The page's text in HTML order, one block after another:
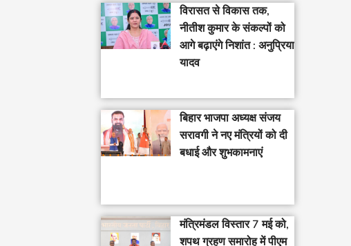
विरासत से विकास तक,
नीतीश कुमार के संकल्पों को
आगे बढ़ाएंगे निशांत : अनुप्रिया
यादव
बिहार भाजपा अध्यक्ष संजय
सरावगी ने नए मंत्रियों को दी
बधाई और शुभकामनाएं
मंत्रिमंडल विस्तार 7 मई को,
शपथ ग्रहण समारोह में पीएम